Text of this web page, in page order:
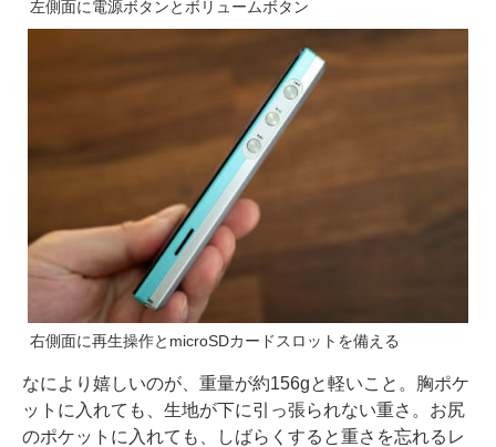
左側面に電源ボタンとボリュームボタン
右側面に再生操作とmicroSDカードスロットを備える
なにより嬉しいのが、重量が約156gと軽いこと。胸ポケ
ットに入れても、生地が下に引っ張られない重さ。お尻
のポケットに入れても、しばらくすると重さを忘れるレ